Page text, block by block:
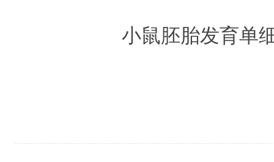
小鼠胚胎发育单